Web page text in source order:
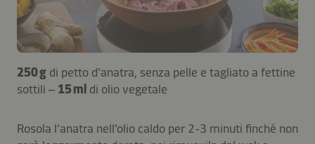
250 g di petto d’anatra, senza pelle e tagliato a fettine
sottili – 15 ml di olio vegetale
Rosola l’anatra nell’olio caldo per 2-3 minuti finché non